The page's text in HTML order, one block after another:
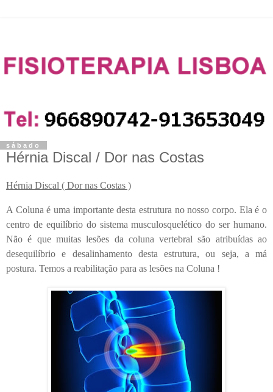
sábado
Hérnia Discal / Dor nas Costas
Hérnia Discal ( Dor nas Costas )
A Coluna é uma importante desta estrutura no nosso corpo. Ela é o
centro de equilíbrio do sistema musculosquelético do ser humano.
Não é que muitas lesões da coluna vertebral são atribuídas ao
desequilíbrio e desalinhamento desta estrutura, ou seja, a má
postura. Temos a reabilitação para as lesões na Coluna !